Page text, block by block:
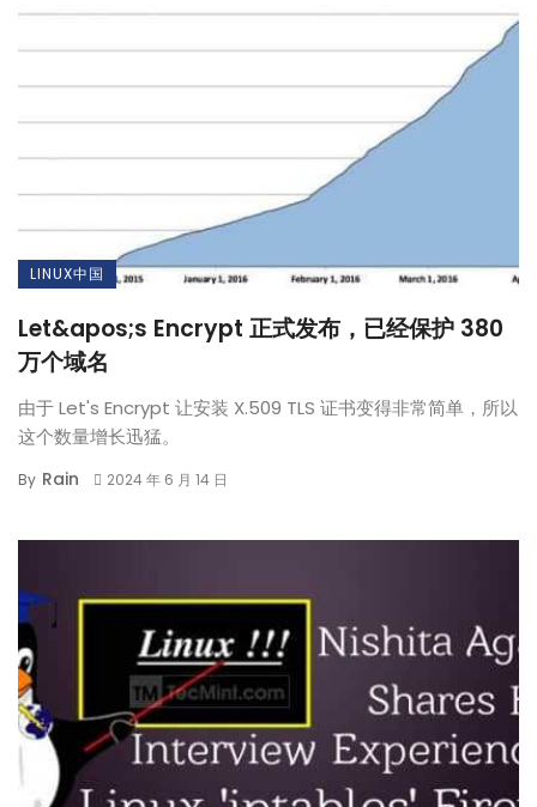
LINUX中国
Let&apos;s Encrypt 正式发布，已经保护 380
万个域名
由于 Let's Encrypt 让安装 X.509 TLS 证书变得非常简单，所以
这个数量增长迅猛。
By Rain 2024 年 6 月 14 日